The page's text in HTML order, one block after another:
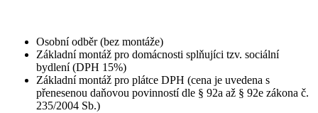
Osobní odběr (bez montáže)
Základní montáž pro domácnosti splňujíci tzv. sociální
bydlení (DPH 15%)
Základní montáž pro plátce DPH (cena je uvedena s
přenesenou daňovou povinností dle § 92a až § 92e zákona č.
235/2004 Sb.)